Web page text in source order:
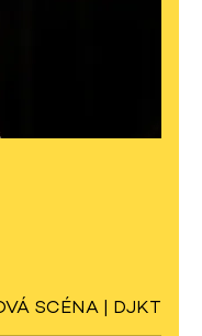
SCÉNA | DJKT